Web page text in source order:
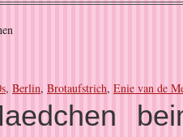
, Berlin, Brotaufstrich, Enie van de